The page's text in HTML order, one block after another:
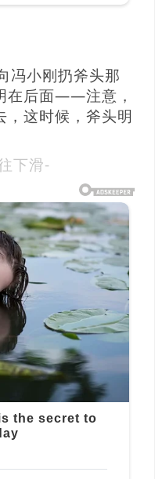
冯小刚扔斧头那
在后面——注意，
这时候，斧头明
下滑-